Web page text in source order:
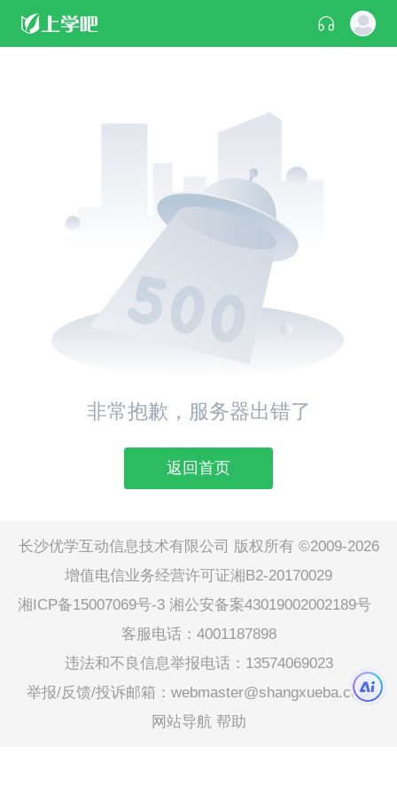
非常抱歉，服务器出错了
返回首页
长沙优学互动信息技术有限公司 版权所有 ©2009-2026
增值电信业务经营许可证湘B2-20170029
湘ICP备15007069号-3 湘公安备案43019002002189号
客服电话：4001187898
违法和不良信息举报电话：13574069023
举报/反馈/投诉邮箱：webmaster@shangxueba.com
网站导航 帮助